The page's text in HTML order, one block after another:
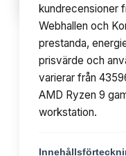
kundrecensioner
Webhallen och
prestanda,
prisvärde och
varierar från
AMD Ryzen 9
workstation.